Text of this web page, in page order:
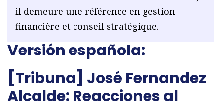
il demeure une référence en gestion
financière et conseil stratégique.
Versión española:
[Tribuna] José Fernandez
Alcalde: Reacciones al